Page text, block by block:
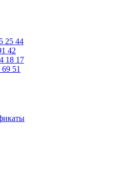
25 44
42
18 17
51